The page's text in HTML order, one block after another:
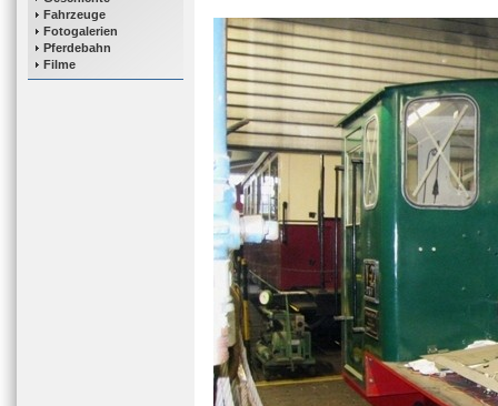
Fahrzeuge
Fotogalerien
Pferdebahn
Filme